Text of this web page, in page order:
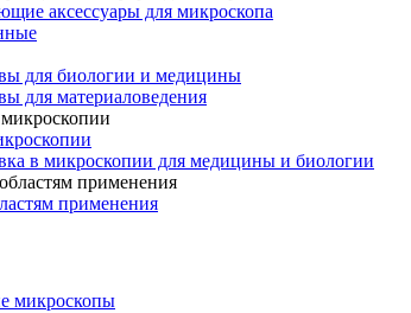
аксессуары для микроскопа
для биологии и медицины
для материаловедения
в микроскопии для медицины и биологии
применения
микроскопы